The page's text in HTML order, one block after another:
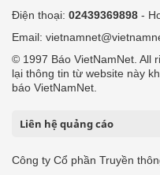
Điện thoại: 02439369898 -
Email:
© 1997 Báo VietNamNet. All
lại thông tin từ website này
báo VietNamNet.
Liên hệ quảng cáo
Công ty Cổ phần Truyền